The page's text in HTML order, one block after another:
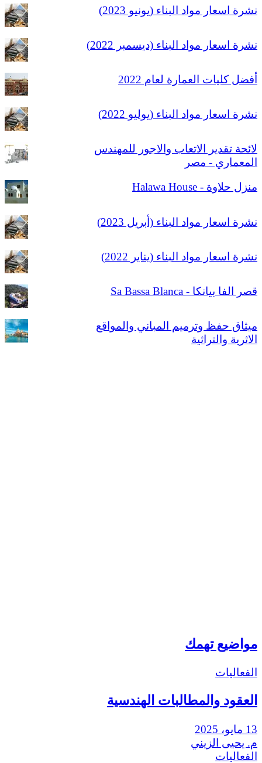
نشرة اسعار مواد البناء (يونيو 2023)
نشرة اسعار مواد البناء (ديسمبر 2022)
أفضل كليات العمارة لعام 2022
نشرة اسعار مواد البناء (يوليو 2022)
لائحة تقدير الاتعاب والاجور للمهندس
المعماري - مصر
منزل حلاوة - Halawa House
نشرة اسعار مواد البناء (أبريل 2023)
نشرة اسعار مواد البناء (يناير 2022)
قصر الفا بيانكا - Sa Bassa Blanca
ميثاق حفظ وترميم المباني والمواقع
الاثرية والتراثية
مواضيع تهمك
الفعاليات
العقود والمطالبات الهندسية
13 مايو، 2025
م. يحيى الزيني
الفعاليات